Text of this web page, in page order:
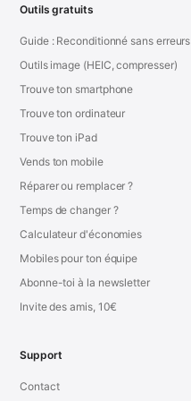
Outils gratuits
Guide : Reconditionné sans erreurs
Outils image (HEIC, compresser)
Trouve ton smartphone
Trouve ton ordinateur
Trouve ton iPad
Vends ton mobile
Réparer ou remplacer ?
Temps de changer ?
Calculateur d'économies
Mobiles pour ton équipe
Abonne-toi à la newsletter
Invite des amis, 10€
Support
Contact